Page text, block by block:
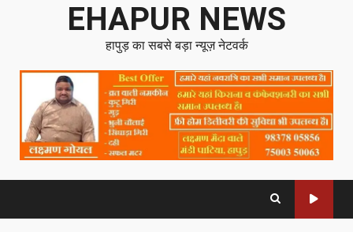
EHAPUR NEWS
हापुड़ का सबसे बड़ा न्यूज़ नेटवर्क